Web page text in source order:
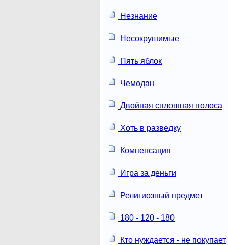
Незнание
Несокрушимые
Пять яблок
Чемодан
Двойная сплошная полоса
Хоть в разведку
Компенсация
Игра за деньги
Религиозный предмет
180 - 120 - 180
Кто нуждается - не покупает